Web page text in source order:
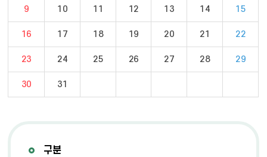
9 10 11 12 13 14 15
16 17 18 19 20 21 22
23 24 25 26 27 28 29
30 31
구분